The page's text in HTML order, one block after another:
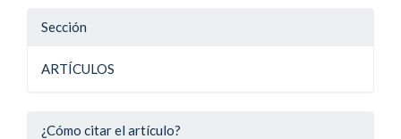
Sección
ARTÍCULOS
¿Cómo citar el artículo?